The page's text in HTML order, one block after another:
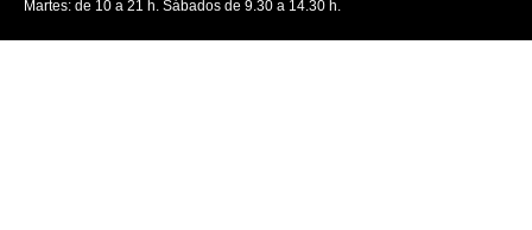
Martes: de 10 a 21 h. Sábados de 9.30 a 14.30 h.